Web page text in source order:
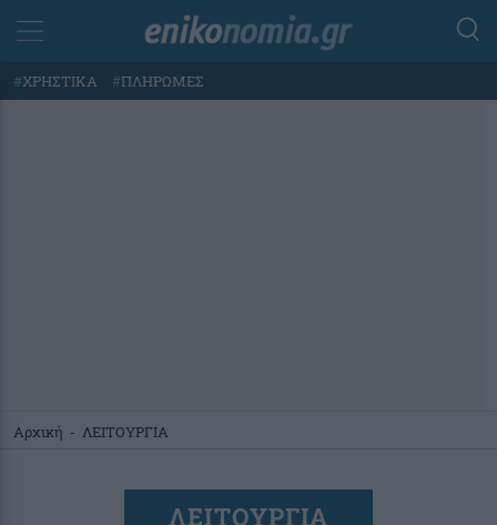
#ΧΡΗΣΤΙΚΑ #ΠΛΗΡΩΜΕΣ
Αρχική - ΛΕΙΤΟΥΡΓΙΑ
ΛΕΙΤΟΥΡΓΙΑ